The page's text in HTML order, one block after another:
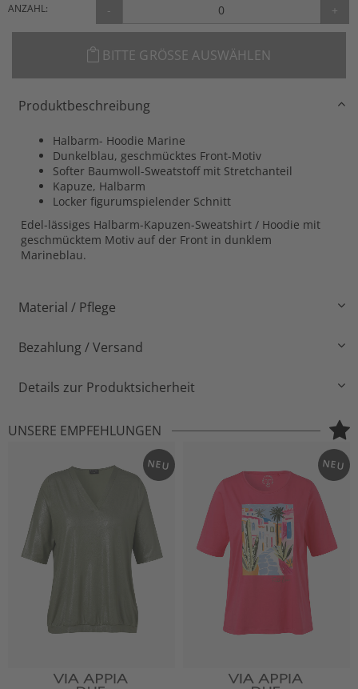
ANZAHL: - +
BITTE GRÖSSE AUSWÄHLEN
Produktbeschreibung
Halbarm- Hoodie Marine
Dunkelblau, geschmücktes Front-Motiv
Softer Baumwoll-Sweatstoff mit Stretchanteil
Kapuze, Halbarm
Locker figurumspielender Schnitt
Edel-lässiges Halbarm-Kapuzen-Sweatshirt / Hoodie mit
geschmücktem Motiv auf der Front in dunklem
Marineblau.
Material / Pflege
Bezahlung / Versand
Details zur Produktsicherheit
UNSERE EMPFEHLUNGEN
NEU NEU